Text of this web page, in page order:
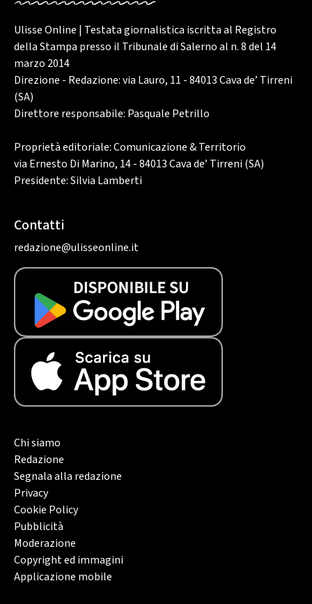
Ulisse Online | Testata giornalistica iscritta al Registro
della Stampa presso il Tribunale di Salerno al n. 8 del 14
marzo 2014
Direzione - Redazione: via Lauro, 11 - 84013 Cava de’ Tirreni
(SA)
Direttore responsabile: Pasquale Petrillo
Proprietà editoriale: Comunicazione & Territorio
via Ernesto Di Marino, 14 - 84013 Cava de’ Tirreni (SA)
Presidente: Silvia Lamberti
Contatti
redazione@ulisseonline.it
Chi siamo
Redazione
Segnala alla redazione
Privacy
Cookie Policy
Pubblicità
Moderazione
Copyright ed immagini
Applicazione mobile